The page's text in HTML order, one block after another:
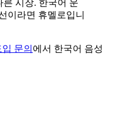
른 시장. 한국어 운
이라면 휴멜로입니
입 문의 에서 한국어 음성